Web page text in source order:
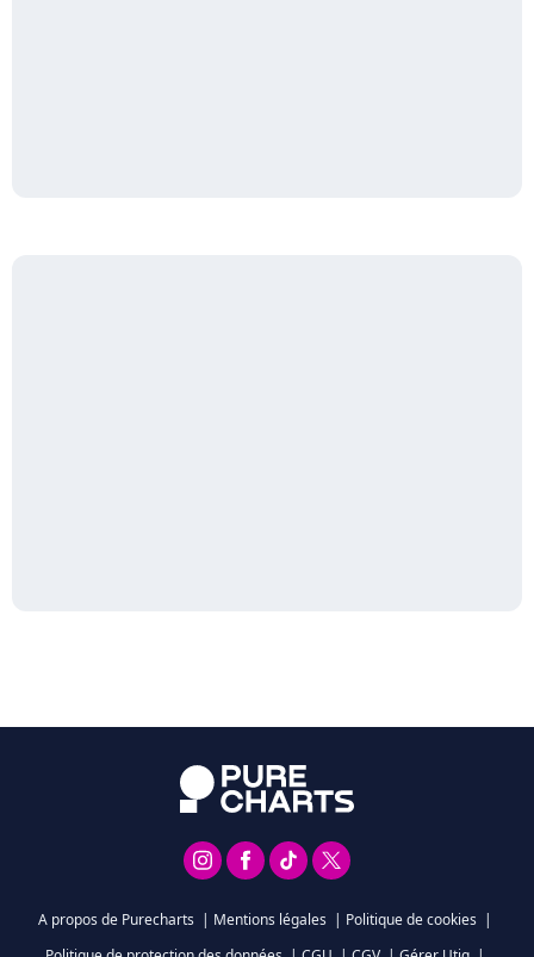
A propos de Purecharts | Mentions légales | Politique de cookies |